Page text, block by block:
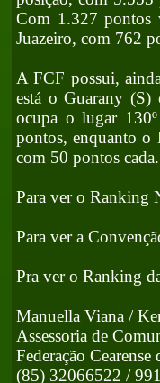
Com 1.327 pontos
Juazeiro, com 762
A FCF possui,
está o Guarany
ocupa o lugar
pontos, enquanto o
com 50 pontos cada.
Para ver o Ranking
Para ver a
Pra ver o Ranking
Manuella Viana /
Assessoria de
Federação Cearense
(85) 32066522 /